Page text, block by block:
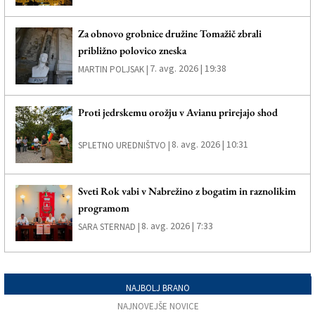
Za obnovo grobnice družine Tomažič zbrali
približno polovico zneska
MARTIN POLJSAK | 7. avg. 2026 | 19:38
Proti jedrskemu orožju v Avianu prirejajo shod
SPLETNO UREDNIŠTVO | 8. avg. 2026 | 10:31
Sveti Rok vabi v Nabrežino z bogatim in raznolikim
programom
SARA STERNAD | 8. avg. 2026 | 7:33
NAJBOLJ BRANO
NAJNOVEJŠE NOVICE